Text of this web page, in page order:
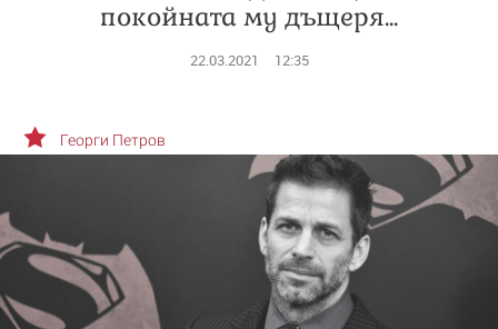
покойната му дъщеря...
22.03.2021 12:35
Георги Петров